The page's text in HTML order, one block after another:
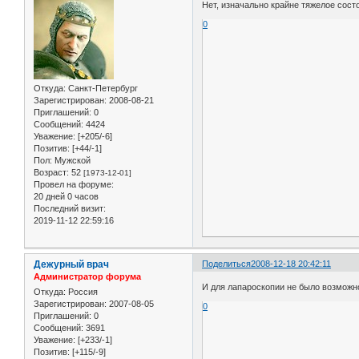
Откуда: Санкт-Петербург
Зарегистрирован: 2008-08-21
Приглашений: 0
Сообщений: 4424
Уважение: [+205/-6]
Позитив: [+44/-1]
Пол: Мужской
Возраст: 52 [1973-12-01]
Провел на форуме:
20 дней 0 часов
Последний визит:
2019-11-12 22:59:16
Нет, изначально крайне тяжелое
0
Поделиться2008-12-18 20:42:11
Дежурный врач
Администратор форума
Откуда: Россия
Зарегистрирован: 2007-08-05
Приглашений: 0
Сообщений: 3691
Уважение: [+233/-1]
Позитив: [+115/-9]
И для лапароскопии не было
0